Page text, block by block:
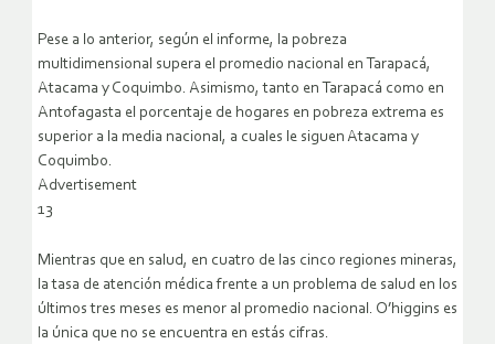
Pese a lo anterior, según el informe, la pobreza
multidimensional supera el promedio nacional en Tarapacá,
Atacama y Coquimbo. Asimismo, tanto en Tarapacá como en
Antofagasta el porcentaje de hogares en pobreza extrema es
superior a la media nacional, a cuales le siguen Atacama y
Coquimbo.
Advertisement
13
Mientras que en salud, en cuatro de las cinco regiones mineras,
la tasa de atención médica frente a un problema de salud en los
últimos tres meses es menor al promedio nacional. O’higgins es
la única que no se encuentra en estás cifras.